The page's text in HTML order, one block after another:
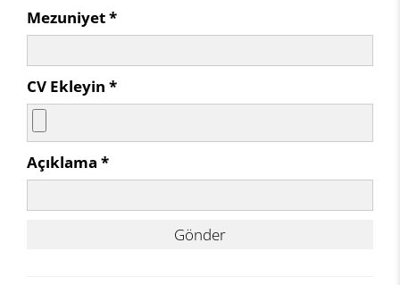
Mezuniyet *
CV Ekleyin *
Açıklama *
Gönder